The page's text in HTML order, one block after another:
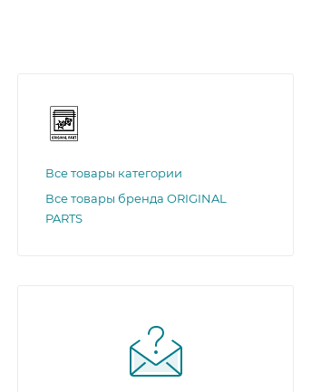
Все товары категории
Все товары бренда ORIGINAL
PARTS